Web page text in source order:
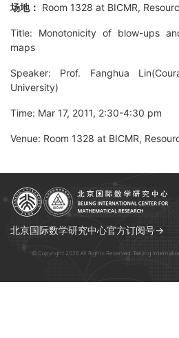
场地： Room 1328 at BICMR,
Title: Monotonicity of blow-ups
maps
Speaker: Prof. Fanghua
University)
Time: Mar 17, 2011, 2:30-4:30 pm
Venue: Room 1328 at BICMR,
北京国际数学研究中心官方订阅号→
© Copyright 2026 All Rights Reserved. Beijing